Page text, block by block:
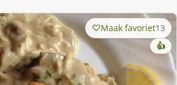
Maak favoriet13
👍